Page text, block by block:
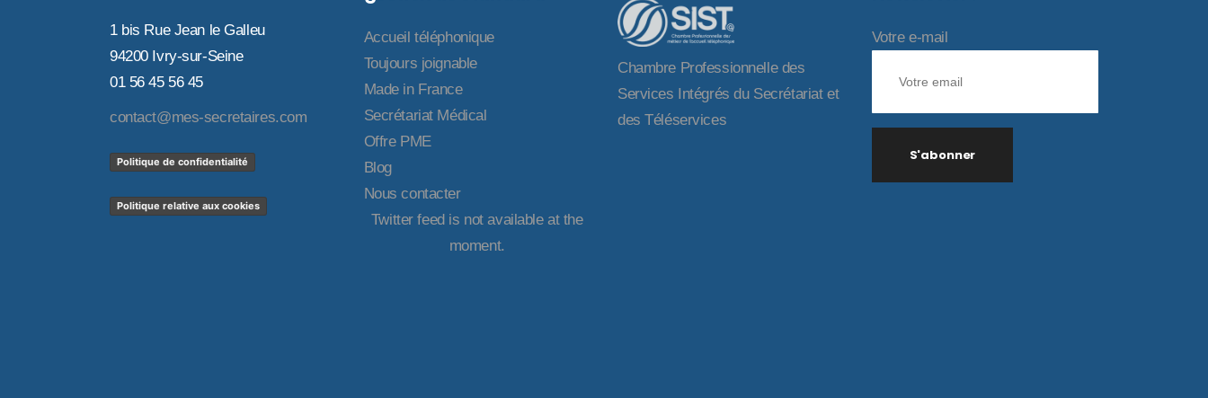
1 bis Rue Jean le Galleu
94200 Ivry-sur-Seine
01 56 45 56 45
contact@mes-secretaires.com
Politique de confidentialité
Politique relative aux cookies
Accueil téléphonique
Toujours joignable
Made in France
Secrétariat Médical
Offre PME
Blog
Nous contacter
Twitter feed is not available at the
moment.
Chambre Professionnelle des
Services Intégrés du Secrétariat et
des Téléservices
Votre e-mail